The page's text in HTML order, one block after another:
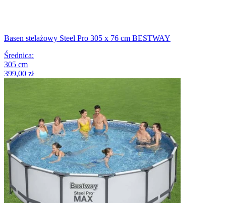
Basen stelażowy Steel Pro 305 x 76 cm BESTWAY
Średnica:
305 cm
399,00 zł